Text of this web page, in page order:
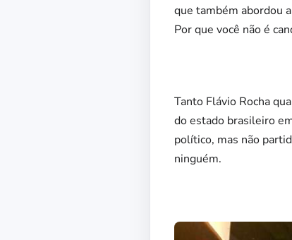
que também abordou
Por que você não é
Tanto Flávio Rocha
do estado brasileiro
político, mas não
ninguém.